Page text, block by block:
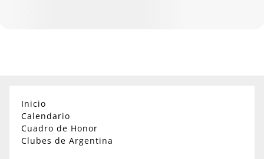
Inicio
Calendario
Cuadro de Honor
Clubes de Argentina